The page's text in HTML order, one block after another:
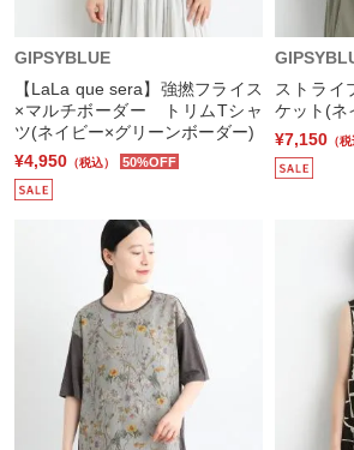
GIPSYBLUE
【LaLa que sera】強撚フライス
×マルチボーダー トリムTシャ
ツ(ネイビー×グリーンボーダー)
¥4,950 （税込） 50%OFF
ストラ
ケット(ネ
¥7,150 （税